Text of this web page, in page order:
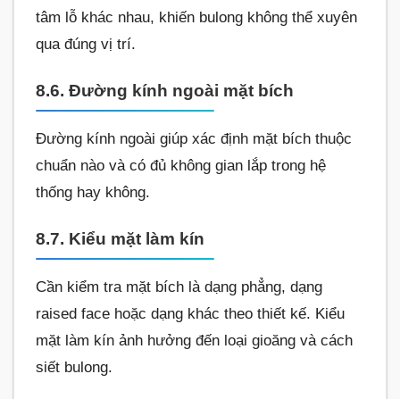
tâm lỗ khác nhau, khiến bulong không thể xuyên
qua đúng vị trí.
8.6. Đường kính ngoài mặt bích
Đường kính ngoài giúp xác định mặt bích thuộc
chuẩn nào và có đủ không gian lắp trong hệ
thống hay không.
8.7. Kiểu mặt làm kín
Cần kiểm tra mặt bích là dạng phẳng, dạng
raised face hoặc dạng khác theo thiết kế. Kiểu
mặt làm kín ảnh hưởng đến loại gioăng và cách
siết bulong.